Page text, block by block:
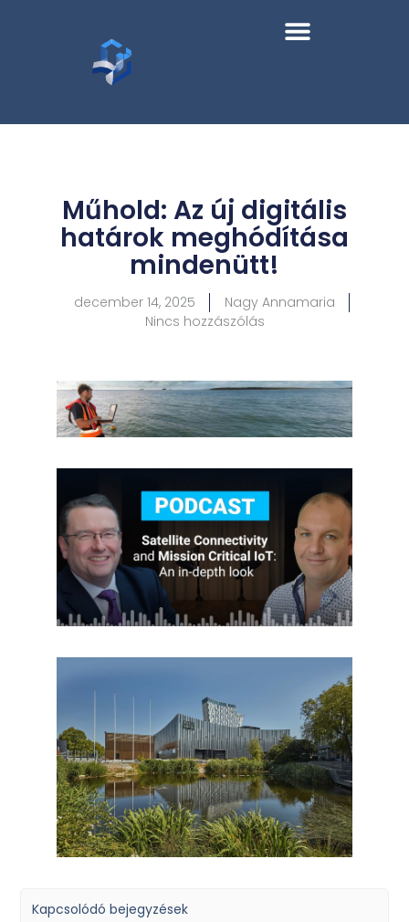
Műhold: Az új digitális
határok meghódítása
mindenütt!
december 14, 2025
Nagy Annamaria
Nincs hozzászólás
Kapcsolódó bejegyzések